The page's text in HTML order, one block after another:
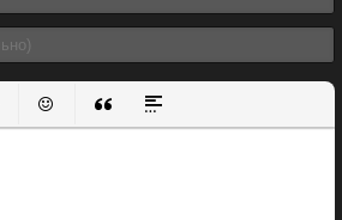
Вставить смайлик
Вставка цитаты
Вставка спойлера